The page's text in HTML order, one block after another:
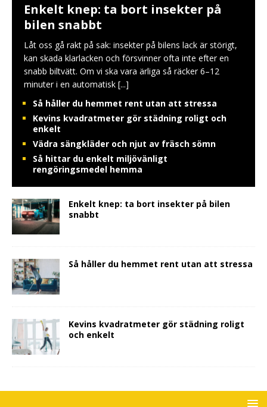
Enkelt knep: ta bort insekter på
bilen snabbt
Låt oss gå rakt på sak: insekter på bilens lack är störigt,
kan skada klarlacken och försvinner ofta inte efter en
snabb biltvätt. Om vi ska vara ärliga så räcker 6–12
minuter i en automatisk [...]
Så håller du hemmet rent utan att stressa
Kevins kvadratmeter gör städning roligt och
enkelt
Vädra sängkläder och njut av fräsch sömn
Så hittar du enkelt miljövänligt
rengöringsmedel hemma
Enkelt knep: ta bort insekter på bilen
snabbt
Så håller du hemmet rent utan att stressa
Kevins kvadratmeter gör städning roligt
och enkelt